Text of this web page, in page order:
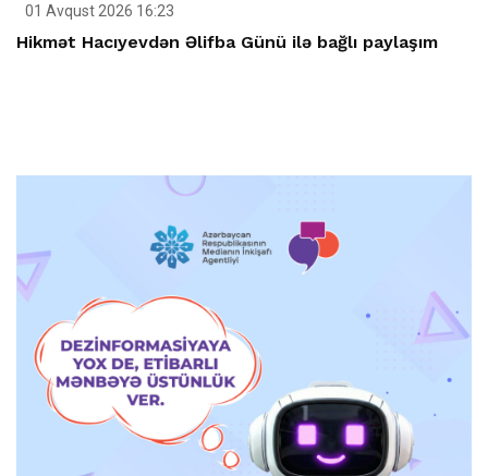
01 Avqust 2026 16:23
Hikmət Hacıyevdən Əlifba Günü ilə bağlı paylaşım